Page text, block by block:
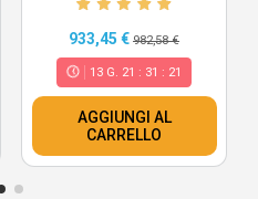
933,45 € 982,58 €
13 G. 21 : 31 : 21
AGGIUNGI AL
CARRELLO